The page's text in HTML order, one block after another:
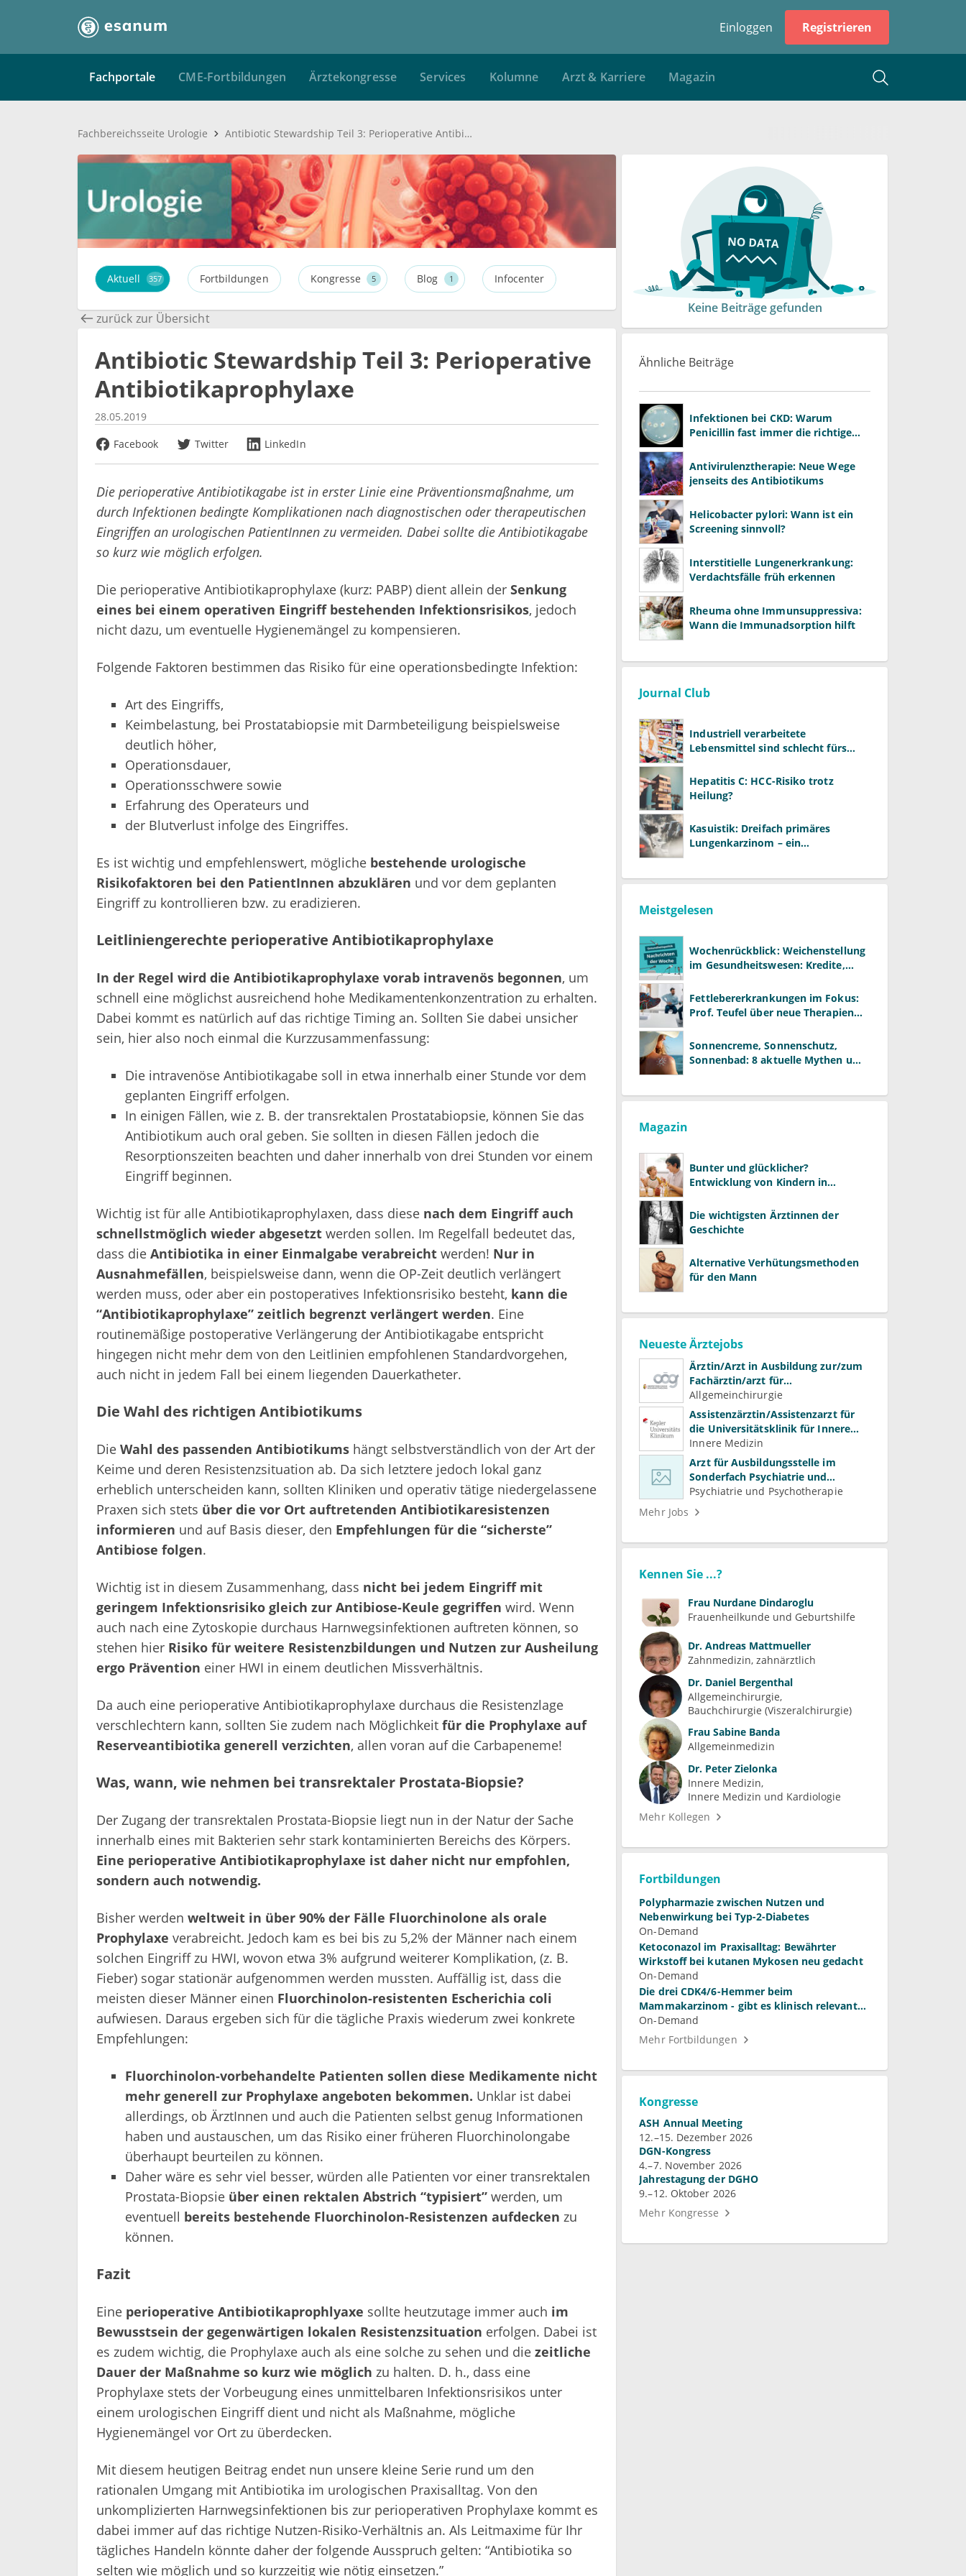
Einloggen Registrieren
Fachportale CME-Fortbildungen Ärztekongresse Services Kolumne Arzt & Karriere Magazin
Fachbereichsseite Urologie Antibiotic Stewardship Teil 3: Perioperative Antibiotikaprophylaxe
Aktuell 357 Fortbildungen Kongresse 5 Blog 1 Infocenter
zurück zur Übersicht
Antibiotic Stewardship Teil 3: Perioperative
Antibiotikaprophylaxe
28.05.2019
Facebook
Twitter LinkedIn
Die perioperative Antibiotikagabe ist in erster Linie eine Präventionsmaßnahme, um
durch Infektionen bedingte Komplikationen nach diagnostischen oder therapeutischen
Eingriffen an urologischen PatientInnen zu vermeiden. Dabei sollte die Antibiotikagabe
so kurz wie möglich erfolgen.
Die perioperative Antibiotikaprophylaxe (kurz: PABP) dient allein derSenkung
eines bei einem operativen Eingriff bestehenden Infektionsrisikos, jedoch
nicht dazu, um eventuelle Hygienemängel zu kompensieren.
Folgende Faktoren bestimmen das Risiko für eine operationsbedingte Infektion:
Art des Eingriffs,
Keimbelastung, bei Prostatabiopsie mit Darmbeteiligung beispielsweise
deutlich höher,
Operationsdauer,
Operationsschwere sowie
Erfahrung des Operateurs und
der Blutverlust infolge des Eingriffes.
Es ist wichtig und empfehlenswert, mögliche bestehende urologische
Risikofaktoren bei den PatientInnen abzuklären und vor dem geplanten
Eingriff zu kontrollieren bzw. zu eradizieren.
Leitliniengerechte perioperative Antibiotikaprophylaxe
In der Regel wird die Antibiotikaprophylaxe vorab intravenös begonnen, um
schnell eine möglichst ausreichend hohe Medikamentenkonzentration zu erhalten.
Dabei kommt es natürlich auf das richtige Timing an. Sollten Sie dabei unsicher
sein, hier also noch einmal die Kurzzusammenfassung:
Die intravenöse Antibiotikagabe soll in etwa innerhalb einer Stunde vor dem
geplanten Eingriff erfolgen.
In einigen Fällen, wie z. B. der transrektalen Prostatabiopsie, können Sie das
Antibiotikum auch oral geben. Sie sollten in diesen Fällen jedoch die
Resorptionszeiten beachten und daher innerhalb von drei Stunden vor einem
Eingriff beginnen.
Wichtig ist für alle Antibiotikaprophylaxen, dass diese nach dem Eingriff auch
schnellstmöglich wieder abgesetztwerden sollen. Im Regelfall bedeutet das,
dass die Antibiotika in einer Einmalgabe verabreichtwerden! Nur in
Ausnahmefällen, beispielsweise dann, wenn die OP-Zeit deutlich verlängert
werden muss, oder aber ein postoperatives Infektionsrisiko besteht, kann die
“Antibiotikaprophylaxe” zeitlich begrenzt verlängert werden. Eine
routinemäßige postoperative Verlängerung der Antibiotikagabe entspricht
hingegen nicht mehr dem von den Leitlinien empfohlenen Standardvorgehen,
auch nicht in jedem Fall bei einem liegenden Dauerkatheter.
Die Wahl des richtigen Antibiotikums
Die Wahl des passenden Antibiotikumshängt selbstverständlich von der Art der
Keime und deren Resistenzsituation ab. Da sich letztere jedoch lokal ganz
erheblich unterscheiden kann, sollten Kliniken und operativ tätige niedergelassene
Praxen sich stets über die vor Ort auftretenden Antibiotikaresistenzen
informieren und auf Basis dieser, den Empfehlungen für die “sicherste”
Antibiose folgen.
Wichtig ist in diesem Zusammenhang, dass nicht bei jedem Eingriff mit
geringem Infektionsrisiko gleich zur Antibiose-Keule gegriffen wird. Wenn
auch nach eine Zytoskopie durchaus Harnwegsinfektionen auftreten können, so
stehen hier Risiko für weitere Resistenzbildungen und Nutzen zur Ausheilung
ergo Prävention einer HWI in einem deutlichen Missverhältnis.
Da auch eine perioperative Antibiotikaprophylaxe durchaus die Resistenzlage
verschlechtern kann, sollten Sie zudem nach Möglichkeit für die Prophylaxe auf
Reserveantibiotika generell verzichten, allen voran auf die Carbapeneme!
Was, wann, wie nehmen bei transrektaler Prostata-Biopsie?
Der Zugang der transrektalen Prostata-Biopsie liegt nun in der Natur der Sache
innerhalb eines mit Bakterien sehr stark kontaminierten Bereichs des Körpers.
Eine perioperative Antibiotikaprophylaxe ist daher nicht nur empfohlen,
sondern auch notwendig.
Bisher werden weltweit in über 90% der Fälle Fluorchinolone als orale
Prophylaxe verabreicht. Jedoch kam es bei bis zu 5,2% der Männer nach einem
solchen Eingriff zu HWI, wovon etwa 3% aufgrund weiterer Komplikation, (z. B.
Fieber) sogar stationär aufgenommen werden mussten. Auffällig ist, dass die
meisten dieser Männer einen Fluorchinolon-resistenten Escherichia coli
aufwiesen. Daraus ergeben sich für die tägliche Praxis wiederum zwei konkrete
Empfehlungen:
Fluorchinolon-vorbehandelte Patienten sollen diese Medikamente nicht
mehr generell zur Prophylaxe angeboten bekommen. Unklar ist dabei
allerdings, ob ÄrztInnen und auch die Patienten selbst genug Informationen
haben und austauschen, um das Risiko einer früheren Fluorchinolongabe
überhaupt beurteilen zu können.
Daher wäre es sehr viel besser, würden alle Patienten vor einer transrektalen
Prostata-Biopsie über einen rektalen Abstrich “typisiert”werden, um
eventuell bereits bestehende Fluorchinolon-Resistenzen aufdecken zu
können.
Fazit
Eine perioperative Antibiotikaprophlyaxe sollte heutzutage immer auch im
Bewusstsein der gegenwärtigen lokalen Resistenzsituation erfolgen. Dabei ist
es zudem wichtig, die Prophylaxe auch als eine solche zu sehen und die zeitliche
Dauer der Maßnahme so kurz wie möglich zu halten. D. h., dass eine
Prophylaxe stets der Vorbeugung eines unmittelbaren Infektionsrisikos unter
einem urologischen Eingriff dient und nicht als Maßnahme, mögliche
Hygienemängel vor Ort zu überdecken.
Mit diesem heutigen Beitrag endet nun unsere kleine Serie rund um den
rationalen Umgang mit Antibiotika im urologischen Praxisalltag. Von den
unkomplizierten Harnwegsinfektionen bis zur perioperativen Prophylaxe kommt es
dabei immer auf das richtige Nutzen-Risiko-Verhältnis an. Als Leitmaxime für Ihr
tägliches Handeln könnte daher der folgende Ausspruch gelten: “Antibiotika so
selten wie möglich und so kurzzeitig wie nötig einsetzen.”
Keine Beiträge gefunden
Ähnliche Beiträge
Infektionen bei CKD: Warum
Penicillin fast immer die richtige
Antivirulenztherapie: Neue Wege
jenseits des Antibiotikums
Helicobacter pylori: Wann ist ein
Screening sinnvoll?
Interstitielle Lungenerkrankung:
Verdachtsfälle früh erkennen
Rheuma ohne Immunsuppressiva:
Wann die Immunadsorption hilft
Journal Club
Industriell verarbeitete
Lebensmittel sind schlecht fürs
Hepatitis C: HCC-Risiko trotz
Heilung?
Kasuistik: Dreifach primäres
Lungenkarzinom – ein
Meistgelesen
Wochenrückblick: Weichenstellung
im Gesundheitswesen: Kredite,
Fettlebererkrankungen im Fokus:
Prof. Teufel über neue Therapien
Sonnencreme, Sonnenschutz,
Sonnenbad: 8 aktuelle Mythen und
Magazin
Bunter und glücklicher?
Entwicklung von Kindern in
Die wichtigsten Ärztinnen der
Geschichte
Alternative Verhütungsmethoden
für den Mann
Neueste Ärztejobs
Ärztin/Arzt in Ausbildung zur/zum
Fachärztin/arzt für
Allgemeinchirurgie und
Gefäßchirurgie
Allgemeinchirurgie
Assistenzärztin/Assistenzarzt für
die Universitätsklinik für Innere
Medizin
Innere Medizin
Arzt für Ausbildungsstelle im
Sonderfach Psychiatrie und
Psychotherapeutische Medizin
(m/w/d)
Psychiatrie und Psychotherapie
Mehr Jobs
Kennen Sie ...?
Frau Nurdane Dindaroglu
Frauenheilkunde und Geburtshilfe
Dr. Andreas Mattmueller
Zahnmedizin, zahnärztlich
Dr. Daniel Bergenthal
Allgemeinchirurgie
Bauchchirurgie (Viszeralchirurgie)
Frau Sabine Banda
Allgemeinmedizin
Dr. Peter Zielonka
Innere Medizin
Innere Medizin und Kardiologie
Mehr Kollegen
Fortbildungen
Polypharmazie zwischen Nutzen und
Nebenwirkung bei Typ-2-Diabetes
On-Demand
Ketoconazol im Praxisalltag: Bewährter
Wirkstoff bei kutanen Mykosen neu gedacht
On-Demand
Die drei CDK4/6-Hemmer beim
Mammakarzinom - gibt es klinisch relevante
Unterschiede?
On-Demand
Mehr Fortbildungen
Kongresse
ASH Annual Meeting
12.–15. Dezember 2026
DGN-Kongress
4.–7. November 2026
Jahrestagung der DGHO
9.–12. Oktober 2026
Mehr Kongresse